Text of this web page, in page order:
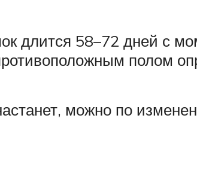
длится 58–72 дней с
полом
можно по